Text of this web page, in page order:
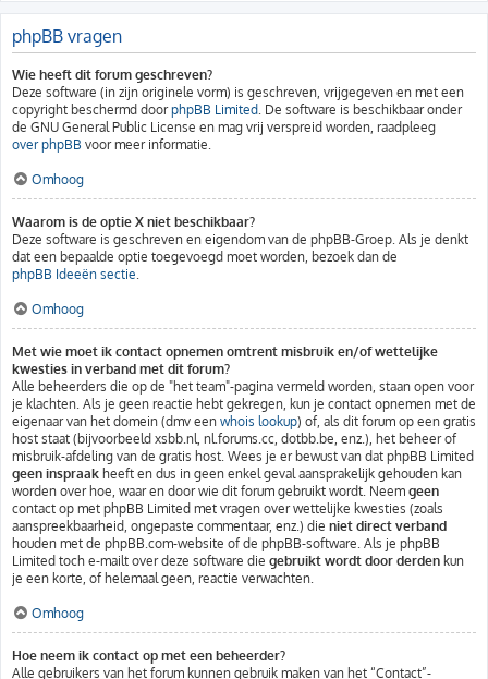
phpBB vragen
Wie heeft dit forum geschreven?
Deze software (in zijn originele vorm) is geschreven, vrijgegeven en met een
copyright beschermd doorphpBB Limited. De software is beschikbaar onder
de GNU General Public License en mag vrij verspreid worden, raadpleeg
over phpBB voor meer informatie.
Omhoog
Waarom is de optie X niet beschikbaar?
Deze software is geschreven en eigendom van de phpBB-Groep. Als je denkt
dat een bepaalde optie toegevoegd moet worden, bezoek dan de
phpBB Ideeën sectie.
Omhoog
Met wie moet ik contact opnemen omtrent misbruik en/of wettelijke
kwesties in verband met dit forum?
Alle beheerders die op de "het team"-pagina vermeld worden, staan open voor
je klachten. Als je geen reactie hebt gekregen, kun je contact opnemen met de
eigenaar van het domein (dmv een whois lookup) of, als dit forum op een gratis
host staat (bijvoorbeeld xsbb.nl, nl.forums.cc, dotbb.be, enz.), het beheer of
misbruik-afdeling van de gratis host. Wees je er bewust van dat phpBB Limited
geen inspraak heeft en dus in geen enkel geval aansprakelijk gehouden kan
worden over hoe, waar en door wie dit forum gebruikt wordt. Neem geen
contact op met phpBB Limited met vragen over wettelijke kwesties (zoals
aanspreekbaarheid, ongepaste commentaar, enz.) die niet direct verband
houden met de phpBB.com-website of de phpBB-software. Als je phpBB
Limited toch e-mailt over deze software die gebruikt wordt door derden kun
je een korte, of helemaal geen, reactie verwachten.
Omhoog
Hoe neem ik contact op met een beheerder?
Alle gebruikers van het forum kunnen gebruik maken van het “Contact”-